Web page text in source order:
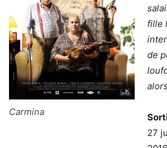
Carmina
fille
de
27